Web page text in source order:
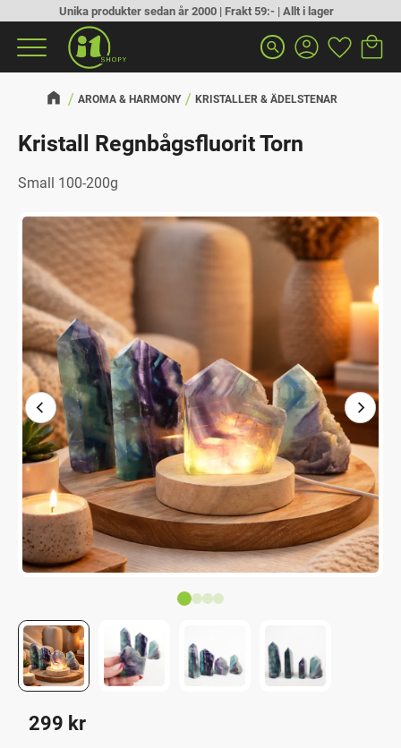
Meny
Unika produkter sedan år 2000 | Frakt 59:- | Allt i lager
search
AROMA & HARMONY KRISTALLER & ÄDELSTENAR
Kristall Regnbågsfluorit Torn
Small 100-200g
299 kr